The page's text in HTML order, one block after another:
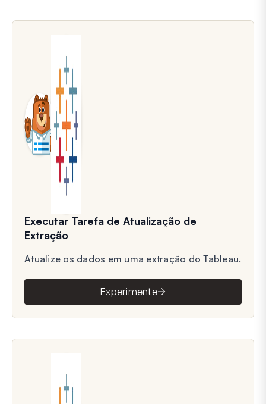
Executar Tarefa de Atualização de
Extração
Atualize os dados em uma extração do Tableau.
Experimente